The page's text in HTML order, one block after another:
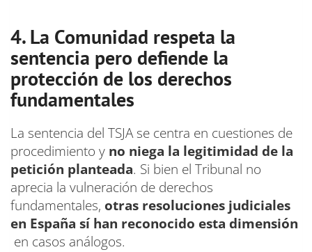
4. La Comunidad respeta la
sentencia pero defiende la
protección de los derechos
fundamentales
La sentencia del TSJA se centra en cuestiones de
procedimiento y no niega la legitimidad de la
petición planteada. Si bien el Tribunal no
aprecia la vulneración de derechos
fundamentales, otras resoluciones judiciales
en España sí han reconocido esta dimensión
en casos análogos.